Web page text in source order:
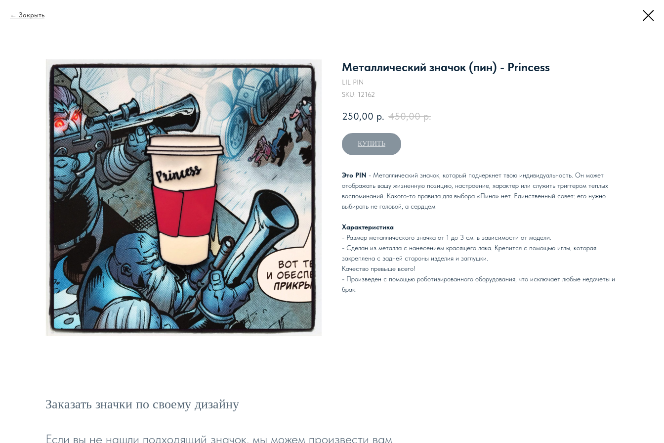
Закрыть
Металлический значок (пин) - Princess
LIL PIN
SKU: 12162
250,00 р. 450,00 р.
КУПИТЬ
Это PIN - Металлический значок, который подчеркнет твою индивидуальность. Он может
отображать вашу жизненную позицию, настроение, характер или служить триггером теплых
воспоминаний. Какого-то правила для выбора «Пина» нет. Единственный совет: его нужно
выбирать не головой, а сердцем.
Характеристика
- Размер металлического значка от 1 до 3 см. в зависимости от модели.
- Сделан из металла с нанесением красящего лака. Крепится с помощью иглы, которая
закреплена с задней стороны изделия и заглушки.
Качество превыше всего!
- Произведен с помощью роботизированного оборудования, что исключает любые недочеты и
брак.
Заказать значки по своему дизайну
Если вы не нашли подходящий значок, мы можем произвести вам